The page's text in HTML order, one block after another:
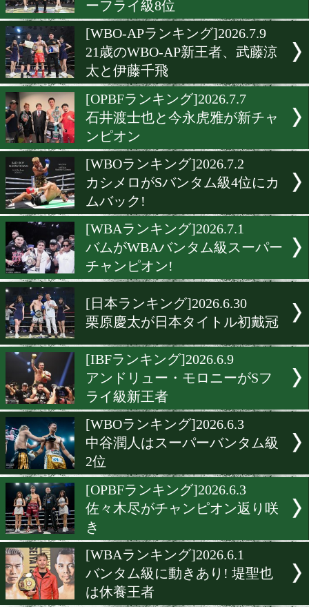
者で堤聖也は1位
[IBFランキング]2026.7.10
ユーリ阿久井政悟がIBFス
ーフライ級8位
[WBO-APランキング
21歳のWBO-AP新王者、武
太と伊藤千飛
[OPBFランキング]2026.7.7
石井渡士也と今永虎雅が新
ンピオン
[WBOランキング]2026.7.2
カシメロがSバンタム級4位
ムバック!
[WBAランキング]2026.7.1
バムがWBAバンタム級ス
チャンピオン!
[日本ランキング]2026.6.30
栗原慶太が日本タイトル初
[IBFランキング]2026.6.9
アンドリュー・モロニーが
ライ級新王者
[WBOランキング]2026.6.3